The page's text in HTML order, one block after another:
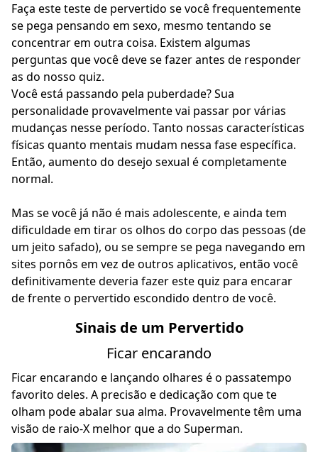
Faça este teste de pervertido se você frequentemente
se pega pensando em sexo, mesmo tentando se
concentrar em outra coisa. Existem algumas
perguntas que você deve se fazer antes de responder
as do nosso quiz.
Você está passando pela puberdade?Sua
personalidade provavelmente vai passar por várias
mudanças nesse período. Tanto nossas características
físicas quanto mentais mudam nessa fase específica.
Então, aumento do desejo sexual é completamente
normal.
Mas se você já não é mais adolescente, e ainda tem
dificuldade em tirar os olhos do corpo das pessoas (de
um jeito safado), ou se sempre se pega navegando em
sites pornôs em vez de outros aplicativos, então você
definitivamente deveria fazer este quiz para encarar
de frente o pervertido escondido dentro de você.
Sinais de um Pervertido
Ficar encarando
Ficar encarando e lançando olhares é o passatempo
favorito deles. A precisão e dedicação com que te
olham pode abalar sua alma. Provavelmente têm uma
visão de raio-X melhor que a do Superman.